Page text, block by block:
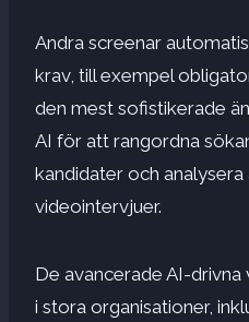
Andra screenar
krav, till exempel
den mest sofistikerade
AI för att rangordna
kandidater och analysera
videointervjuer.
De avancerade AI-
i stora organisationer,